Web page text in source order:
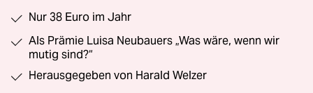
Nur 38 Euro im Jahr
Als Prämie Luisa Neubauers „Was wäre, wenn wir
mutig sind?“
Herausgegeben von Harald Welzer